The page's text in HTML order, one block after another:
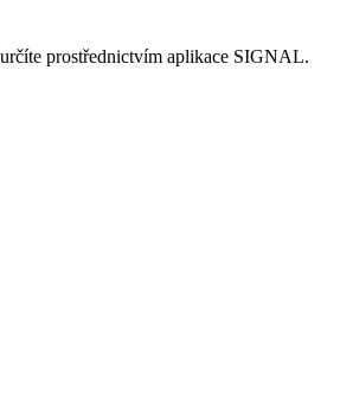
určíte prostřednictvím aplikace SIGNAL.